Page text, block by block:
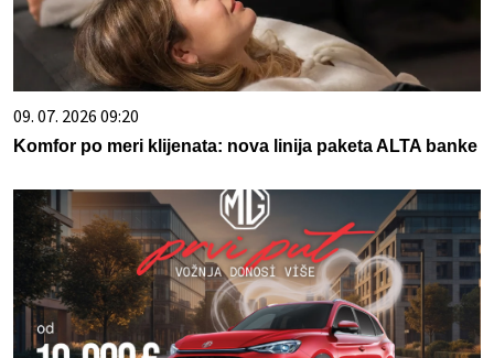
09. 07. 2026 09:20
Komfor po meri klijenata: nova linija paketa ALTA banke